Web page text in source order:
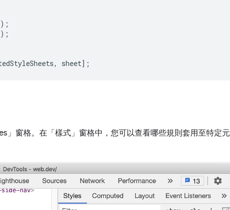
);
);
, sheet];
」 窗格。在「樣式」 窗格中，您可以查看哪些規則套用至特定元